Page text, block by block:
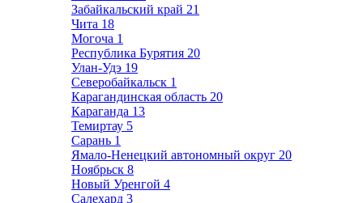
Забайкальский край 21
Чита 18
Могоча 1
Республика Бурятия 20
Улан-Удэ 19
Северобайкальск 1
Карагандинская область 20
Караганда 13
Темиртау 5
Сарань 1
Ямало-Ненецкий автономный округ 20
Ноябрьск 8
Новый Уренгой 4
Салехард 3